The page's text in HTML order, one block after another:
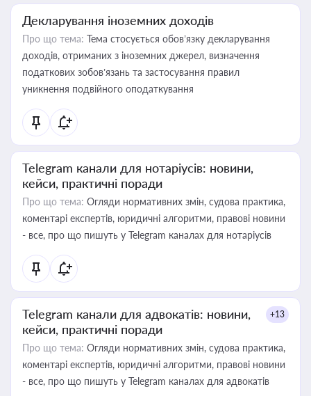
Декларування іноземних доходів
Про що тема: Тема стосується обов’язку декларування
доходів, отриманих з іноземних джерел, визначення
податкових зобов’язань та застосування правил
уникнення подвійного оподаткування
Telegram канали для нотаріусів: новини,
кейси, практичні поради
Про що тема: Огляди нормативних змін, судова практика,
коментарі експертів, юридичні алгоритми, правові новини
- все, про що пишуть у Telegram каналах для нотаріусів
Telegram канали для адвокатів: новини,
кейси, практичні поради
+13
Про що тема: Огляди нормативних змін, судова практика,
коментарі експертів, юридичні алгоритми, правові новини
- все, про що пишуть у Telegram каналах для адвокатів